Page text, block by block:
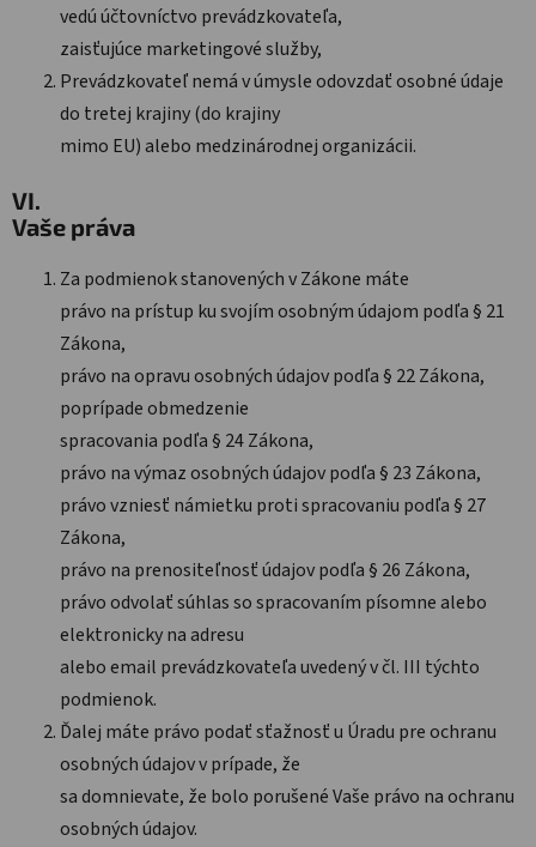
vedú účtovníctvo prevádzkovateľa,
zaisťujúce marketingové služby,
Prevádzkovateľ nemá v úmysle odovzdať osobné údaje
do tretej krajiny (do krajiny
mimo EU) alebo medzinárodnej organizácii.
VI.
Vaše práva
Za podmienok stanovených v Zákone máte
právo na prístup ku svojím osobným údajom podľa § 21
Zákona,
právo na opravu osobných údajov podľa § 22 Zákona,
poprípade obmedzenie
spracovania podľa § 24 Zákona,
právo na výmaz osobných údajov podľa § 23 Zákona,
právo vzniesť námietku proti spracovaniu podľa § 27
Zákona,
právo na prenositeľnosť údajov podľa § 26 Zákona,
právo odvolať súhlas so spracovaním písomne alebo
elektronicky na adresu
alebo email prevádzkovateľa uvedený v čl. III týchto
podmienok.
Ďalej máte právo podať sťažnosť u Úradu pre ochranu
osobných údajov v prípade, že
sa domnievate, že bolo porušené Vaše právo na ochranu
osobných údajov.